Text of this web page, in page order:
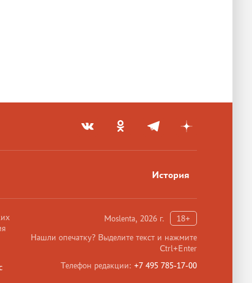
История
Moslenta, 2026 г.
18+
Нашли опечатку? Выделите текст и нажмите
Ctrl+Enter
Телефон редакции: +7 495 785-17-00